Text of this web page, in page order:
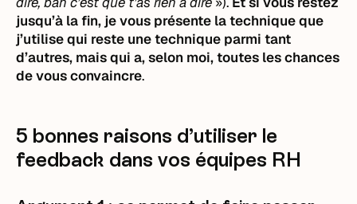
jusqu’à la fin, je vous présente la technique que
j’utilise qui reste une technique parmi tant
d’autres, mais qui a, selon moi, toutes les chances
de vous convaincre.
5 bonnes raisons d’utiliser le
feedback dans vos équipes RH